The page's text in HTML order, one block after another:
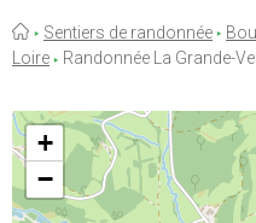
Fil
d'Ariane
Sentiers de randonnée
Loire
Randonnée La Grande-
+
−